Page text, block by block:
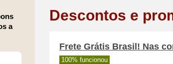
a
Descontos e
Frete Grátis Brasil! Nas
100% funcionou